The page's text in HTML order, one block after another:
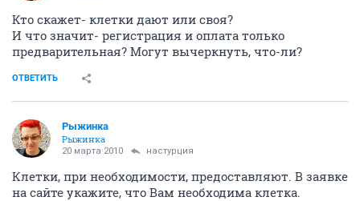
Кто скажет- клетки дают или своя?
И что значит- регистрация и оплата только
предварительная? Могут вычеркнуть, что-ли?
ОТВЕТИТЬ
Рыжинка
Рыжинка
20 марта 2010 настурция
Клетки, при необходимости, предоставляют. В заявке
на сайте укажите, что Вам необходима клетка.